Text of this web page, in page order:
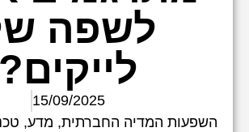
לשפה
לייקים?
15/09/2025
השפעות המדיה החברתית, מדע,